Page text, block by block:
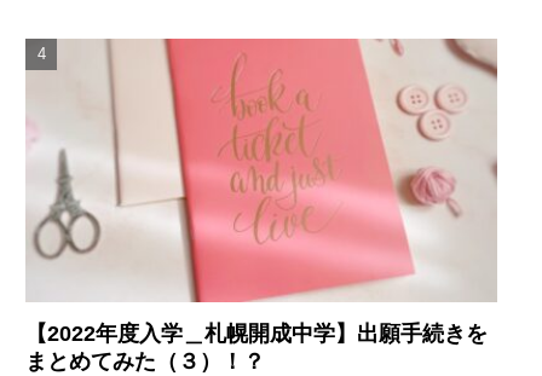
【2022年度入学＿札幌開成中学】出願手続きを
まとめてみた（３）！？